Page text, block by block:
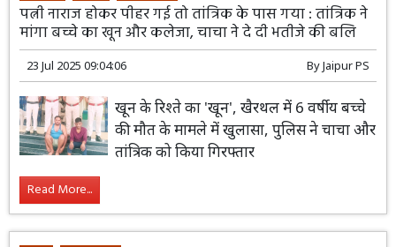
पत्नी नाराज होकर पीहर गई तो तांत्रिक के पास गया : तांत्रिक ने
मांगा बच्चे का खून और कलेजा, चाचा ने दे दी भतीजे की बलि
23 Jul 2025 09:04:06 ByJaipur PS
खून के रिश्ते का 'खून', खैरथल में 6 वर्षीय बच्चे
की मौत के मामले में खुलासा, पुलिस ने चाचा और
तांत्रिक को किया गिरफ्तार
Read More...